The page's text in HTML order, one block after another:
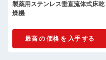
製薬用ステンレス垂直流体式床乾
燥機
最高 の 価格 を 入手 する